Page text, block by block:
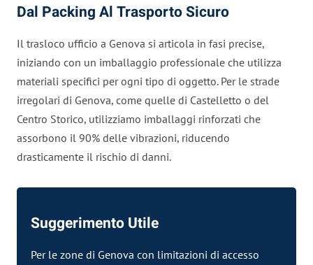
Dal Packing Al Trasporto Sicuro
Il trasloco ufficio a Genova si articola in fasi precise,
iniziando con un imballaggio professionale che utilizza
materiali specifici per ogni tipo di oggetto. Per le strade
irregolari di Genova, come quelle di Castelletto o del
Centro Storico, utilizziamo imballaggi rinforzati che
assorbono il 90% delle vibrazioni, riducendo
drasticamente il rischio di danni.
Suggerimento Utile
Per le zone di Genova con limitazioni di accesso